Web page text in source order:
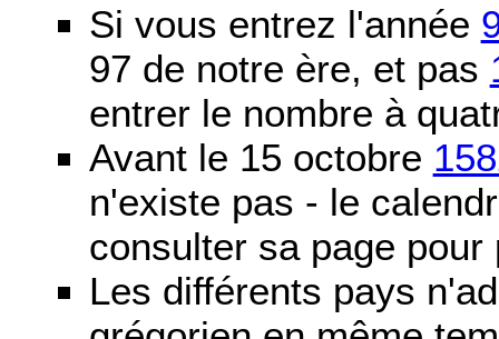
Si vous entrez l'année
97 de notre ère, et pas
entrer le nombre à
Avant le 15 octobre
n'existe pas - le
consulter sa page pour
Les différents pays